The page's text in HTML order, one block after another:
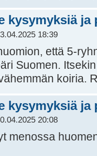
kysymyksiä ja
18:39
että 5-
Suomen.
koiria.
kysymyksiä ja
20:08
menossa